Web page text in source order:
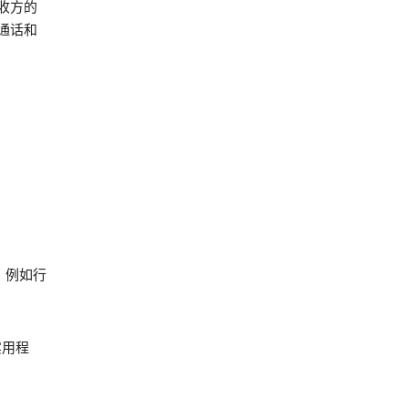
方的
话和
例如行
程